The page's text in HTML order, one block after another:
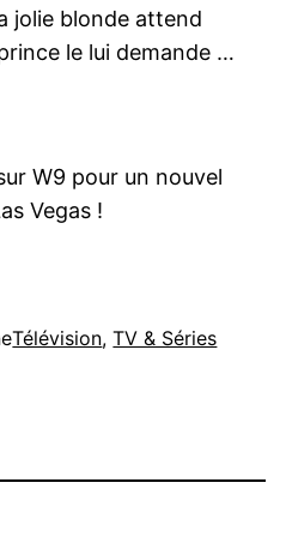
jolie blonde attend
le lui demande …
W9 pour un nouvel
Vegas !
Télévision, TV & Séries